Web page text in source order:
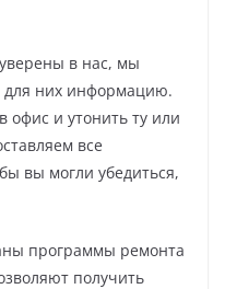
в нас, мы
для них информацию.
офис и утонить ту или
все
вы могли убедиться,
программы ремонта
получить